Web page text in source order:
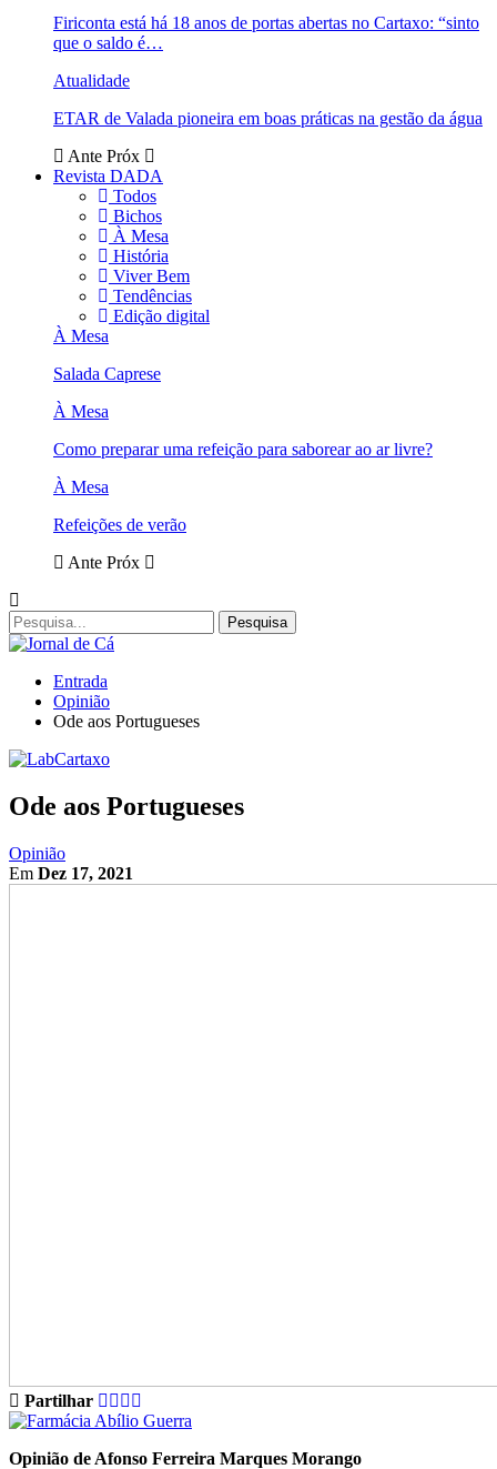
Firiconta está há 18 anos de portas abertas no Cartaxo: “sinto
que o saldo é…
Atualidade
ETAR de Valada pioneira em boas práticas na gestão da água
Ante Próx
Revista DADA
Todos
Bichos
À Mesa
História
Viver Bem
Tendências
Edição digital
À Mesa
Salada Caprese
À Mesa
Como preparar uma refeição para saborear ao ar livre?
À Mesa
Refeições de verão
Ante Próx
Entrada
Opinião
Ode aos Portugueses
Ode aos Portugueses
Opinião
Em Dez 17, 2021
Partilhar
Opinião de Afonso Ferreira Marques Morango